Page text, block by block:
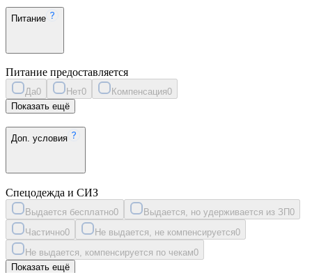
Питание
Питание предоставляется
Да0 Нет0 Компенсация0
Показать ещё
Доп. условия
Спецодежда и СИЗ
Выдается бесплатно0 Выдается, но удерживается из ЗП0
Частично0 Не выдается, не компенсируется0
Не выдается, компенсируется по чекам0
Показать ещё